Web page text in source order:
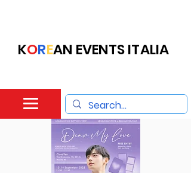
KOREAN EVENTS ITALIA